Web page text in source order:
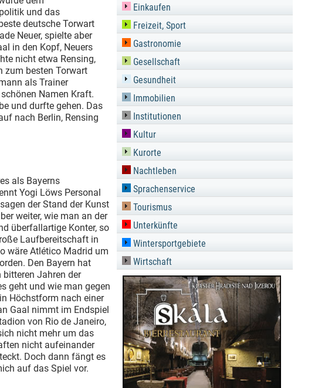
und das
deutsche Torwart
Neuer, spielte aber
in den Kopf, Neuers
nicht etwa Rensing,
zum besten Torwart
als Trainer
Namen Kraft.
und durfte gehen. Das
nach Berlin, Rensing
als Bayerns
Yogi Löws Personal
der Stand der Kunst
weiter, wie man an der
überfallartige Konter, so
Laufbereitschaft in
wäre Atlético Madrid um
Den Bayern hat
bitteren Jahren der
geht und wie man gegen
Höchstform nach einer
Gaal nimmt im Endspiel
von Rio de Janeiro,
nicht mehr um das
nicht aufeinander
Doch dann fängt es
auf das Spiel vor.
Einkaufen
Freizeit, Sport
Gastronomie
Gesellschaft
Gesundheit
Immobilien
Institutionen
Kultur
Kurorte
Nachtleben
Sprachenservice
Tourismus
Unterkünfte
Wintersportgebiete
Wirtschaft